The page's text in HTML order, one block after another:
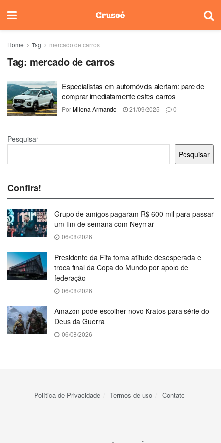
Home Tag mercado de carros
Tag: mercado de carros
Especialistas em automóveis alertam: pare de
comprar imediatamente estes carros
PorMilena Armando 21/09/2025 0
Pesquisar
Pesquisar
Confira!
Grupo de amigos pagaram R$ 600 mil para passar
um fim de semana com Neymar
06/08/2026
Presidente da Fifa toma atitude desesperada e
troca final da Copa do Mundo por apoio de
federação
06/08/2026
Amazon pode escolher novo Kratos para série do
Deus da Guerra
06/08/2026
Política de Privacidade Termos de uso Contato